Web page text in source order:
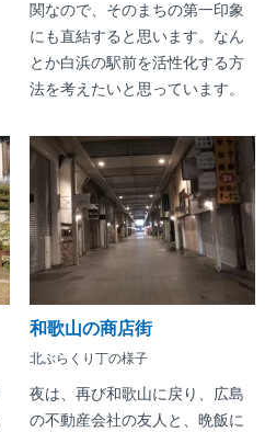
関なので、そのまちの第一印象
にも直結すると思います。なん
とか白浜の駅前を活性化する方
法を考えたいと思っています。
和歌山の商店街
北ぶらくり丁の様子
夜は、再び和歌山に戻り、広島
の不動産会社の友人と、晩飯に